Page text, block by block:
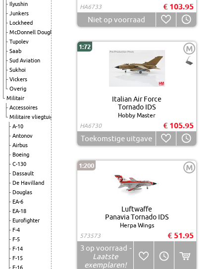
Ilyushin
Junkers
Lockheed
McDonnell Douglas
Tupolev
Saab
Sud Aviation
Sukhoi
Vickers
Overig
Militair
Accessoires
Militaire vliegtuigen
A-10
Antonov
Airbus
Boeing
C-130
Dassault
De Havilland
Douglas
EA-6
EA-18
Eurofighter
F-4
F-5
F-14
F-15
F-16
HA6733
€ 103.95
Niet op voorraad
1:72 M
Italian Air Force
Tornado IDS
Hobby Master
HA6730
€ 105.95
Toekomstige uitgave
1:200 M
Luftwaffe
Panavia Tornado IDS
Herpa Wings
573573
€ 51.95
3 op voorraad -
Laatste
exemplaren!